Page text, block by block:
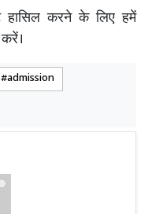
करने के लिए हमें
admission